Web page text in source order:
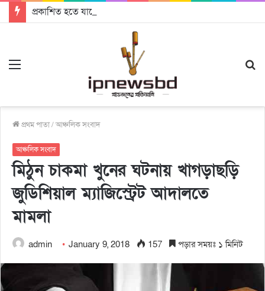
প্রকাশিত হতে যাচ্ছে দি রাবুগার নতুন গান ‘Baljanggi’
প্রথম পাতা/আঞ্চলিক সংবাদ
আঞ্চলিক সংবাদ
মিঠুন চাকমা খুনের ঘটনায় খাগড়াছড়ি
জুডিশিয়াল ম্যাজিস্ট্রেট অাদালতে
মামলা
admin January 9, 2018 157 পড়ার সময়ঃ ১ মিনিট